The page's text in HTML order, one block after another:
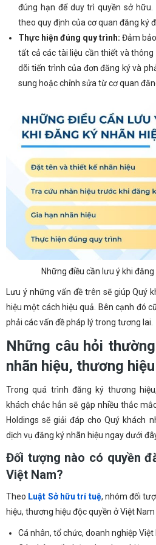
đúng hạn để duy trì quyền sở
theo quy định của cơ quan đăng ký
Thực hiện đúng quy trình: Đảm
tất cả các tài liệu cần thiết và
dõi tiến trình của đơn đăng ký và
sung hoặc chỉnh sửa từ cơ quan
Những điều cần lưu ý khi
Lưu ý những vấn đề trên sẽ giúp Quý
hiệu một cách hiệu quả. Bên cạnh đó
phải các vấn đề pháp lý trong tương lai.
Những câu hỏi
nhãn hiệu, thương
Trong quá trình đăng ký thương
khách chắc hẳn sẽ gặp nhiều thắc
Holdings sẽ giải đáp cho Quý khách
dịch vụ đăng ký nhãn hiệu ngay dưới
Đối tượng nào có quyền
Việt Nam?
Theo Luật Sở hữu trí tuệ, nhóm đối
hiệu, thương hiệu độc quyền ở Việt
Cá nhân, tổ chức, doanh nghiệp Việt